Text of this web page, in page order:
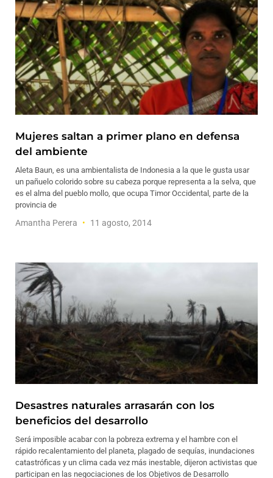
Mujeres saltan a primer plano en defensa
del ambiente
Aleta Baun, es una ambientalista de Indonesia a la que le gusta usar
un pañuelo colorido sobre su cabeza porque representa a la selva, que
es el alma del pueblo mollo, que ocupa Timor Occidental, parte de la
provincia de
Amantha Perera 11 agosto, 2014
Desastres naturales arrasarán con los
beneficios del desarrollo
Será imposible acabar con la pobreza extrema y el hambre con el
rápido recalentamiento del planeta, plagado de sequías, inundaciones
catastróficas y un clima cada vez más inestable, dijeron activistas que
participan en las negociaciones de los Objetivos de Desarrollo